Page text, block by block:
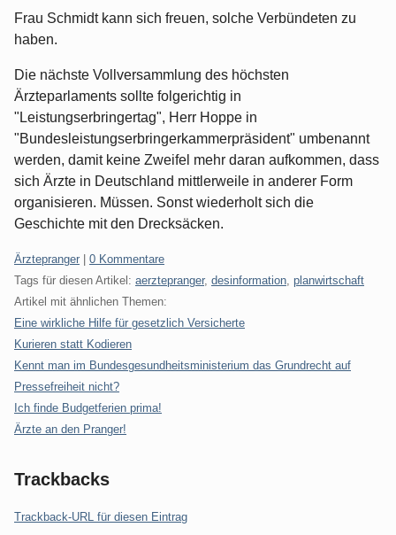
Frau Schmidt kann sich freuen, solche Verbündeten zu
haben.
Die nächste Vollversammlung des höchsten
Ärzteparlaments sollte folgerichtig in
"Leistungserbringertag", Herr Hoppe in
"Bundesleistungserbringerkammerpräsident" umbenannt
werden, damit keine Zweifel mehr daran aufkommen, dass
sich Ärzte in Deutschland mittlerweile in anderer Form
organisieren. Müssen. Sonst wiederholt sich die
Geschichte mit den Drecksäcken.
Kategorien:
Ärztepranger
0 Kommentare
Tags für diesen Artikel: aerztepranger, desinformation planwirtschaft
Artikel mit ähnlichen Themen:
Eine wirkliche Hilfe für gesetzlich Versicherte
Kurieren statt Kodieren
Kennt man im Bundesgesundheitsministerium das Grundrecht auf
Pressefreiheit nicht?
Ich finde Budgetferien prima!
Ärzte an den Pranger!
Trackbacks
Trackback-URL für diesen Eintrag